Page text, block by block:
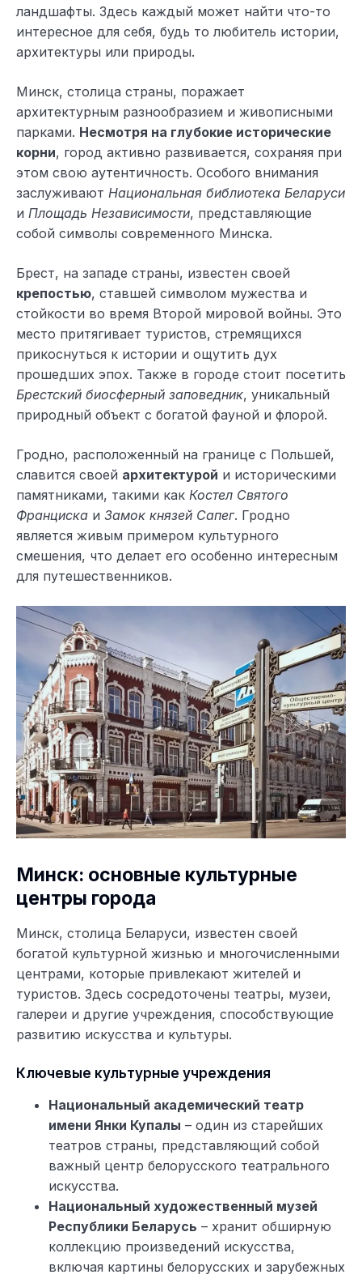
ландшафты. Здесь каждый может найти что-то
интересное для себя, будь то любитель истории,
архитектуры или природы.
Минск, столица страны, поражает
архитектурным разнообразием и живописными
парками. Несмотря на глубокие исторические
корни, город активно развивается, сохраняя при
этом свою аутентичность. Особого внимания
заслуживают Национальная библиотека Беларуси
и Площадь Независимости, представляющие
собой символы современного Минска.
Брест, на западе страны, известен своей
крепостью, ставшей символом мужества и
стойкости во время Второй мировой войны. Это
место притягивает туристов, стремящихся
прикоснуться к истории и ощутить дух
прошедших эпох. Также в городе стоит посетить
Брестский биосферный заповедник, уникальный
природный объект с богатой фауной и флорой.
Гродно, расположенный на границе с Польшей,
славится своей архитектурой и историческими
памятниками, такими как Костел Святого
Франциска и Замок князей Сапег. Гродно
является живым примером культурного
смешения, что делает его особенно интересным
для путешественников.
Минск: основные культурные
центры города
Минск, столица Беларуси, известен своей
богатой культурной жизнью и многочисленными
центрами, которые привлекают жителей и
туристов. Здесь сосредоточены театры, музеи,
галереи и другие учреждения, способствующие
развитию искусства и культуры.
Ключевые культурные учреждения
Национальный академический театр
имени Янки Купалы – один из старейших
театров страны, представляющий собой
важный центр белорусского театрального
искусства.
Национальный художественный музей
Республики Беларусь – хранит обширную
коллекцию произведений искусства,
включая картины белорусских и зарубежных